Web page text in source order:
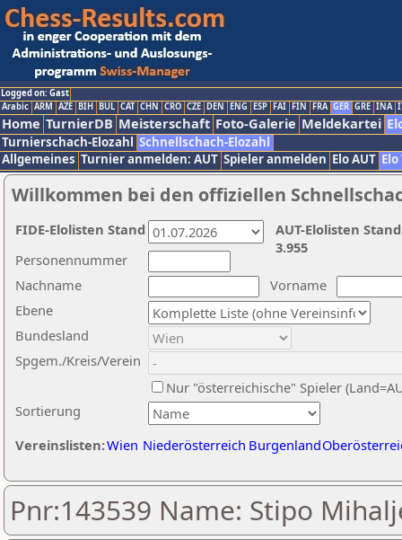
Logged on: Gast
Arabic ARM AZE BIH BUL CAT CHN CRO CZE DEN ENG ESP FAI FIN FRA GER GRE INA
Home TurnierDB Meisterschaft Foto-Galerie Meldekartei
Turnierschach-Elozahl Schnellschach-Elozahl
Allgemeines Turnier anmelden: AUT Spieler anmelden Elo AUT
Willkommen bei den offiziellen
Nachname
Vorname
Ebene
Sortierung
Personennummer
Bundesland
Spgem./Kreis/Verein
Nur "österreichische" Spieler
Vereinslisten:Wien Niederösterreich Burgenland
AUT-Elolisten
3.955
FIDE-Elolisten Stand
Pnr:143539 Name: Stipo